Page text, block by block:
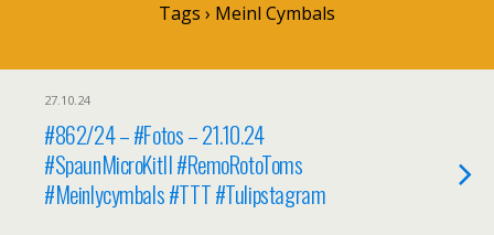
Tags › Meinl Cymbals
27.10.24
#862/24 – #Fotos – 21.10.24
#SpaunMicroKitII #RemoRotoToms
#Meinlycymbals #TTT #Tulipstagram